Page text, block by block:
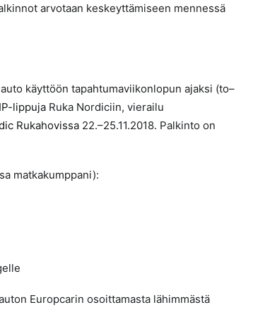
arvotaan keskeyttämiseen mennessä
auto käyttöön tapahtumaviikonlopun ajaksi (to–
lippuja Ruka Nordiciin, vierailu
Rukahovissa 22.–25.11.2018. Palkinto on
matkakumppani):
Europcarin osoittamasta lähimmästä